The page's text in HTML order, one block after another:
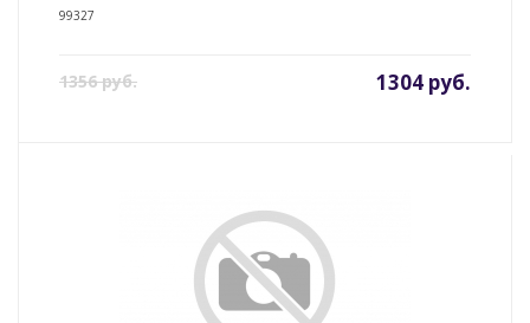
99327
1356 руб. 1304 руб.